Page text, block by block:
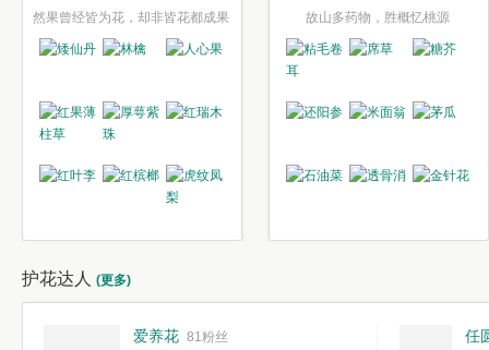
然果曾经皆为花，却非皆花都成果 故山多药物，胜概忆桃源
护花达人 (更多)
爱养花 81粉丝
任